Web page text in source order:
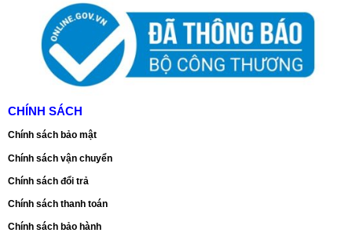
CHÍNH SÁCH
Chính sách bảo mật
Chính sách vận chuyển
Chính sách đổi trả
Chính sách thanh toán
Chính sách bảo hành